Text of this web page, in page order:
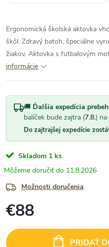
LAMBA , BA -Dúbravka.“
Ergonomická školská aktovka
škôl. Zdravý batoh, špeciálne
žiakov. Aktovka s futbalovým
informácie
🚚 Ďalšia expedícia
balíček bude zajtra (7.8.) na
Do zajtrajšej expedície
Skladom 1 ks
11.8.2026
Možnosti doručenia
€88
cena:
PRIDAŤ